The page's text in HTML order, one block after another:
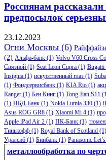
Россиянам рассказали
предпосылок
23.12.2023
Огни Москвы (6)
(2) Альфа-банк (1) Volvo V60 Cross
Связной (1) Seat Leon Cupra (1) Bugatti
Insignia (1) искусственный глаз (1)
(1) Фондсервисбанк (1) KIA Rio (1)
Ranger (1) Бен Кинг (1) Tong Jian S11
(1) НБД-Банк (1) Nokia Lumia 330 (1)
Asus ROG GR8 (1) Xiaomi Mi 4 (1)
Apple iPad Air 2 (1) ПК-Банк (1)
Тинькофф (1) Royal Bank of Scotland (1)
Уралсиб (1) Бинбанк (1) Panasonic
металлообработка по